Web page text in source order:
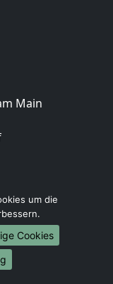
Main
um die
Cookies